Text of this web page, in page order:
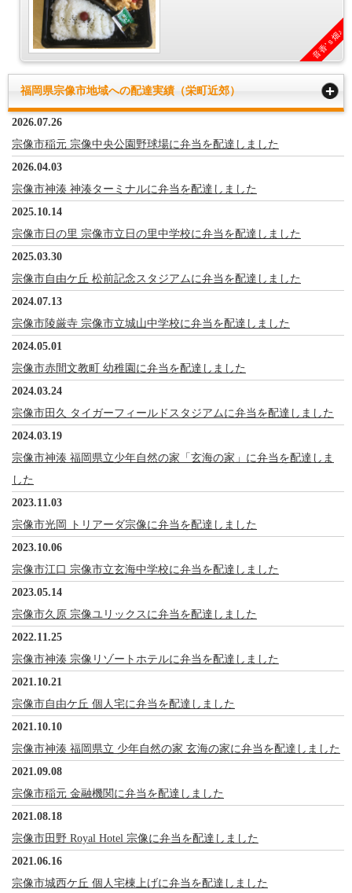
音香’ｓ畑♪
福岡県宗像市地域への配達実績（栄町近郊）
2026.07.26
宗像市稲元 宗像中央公園野球場に弁当を配達しました
2026.04.03
宗像市神湊 神湊ターミナルに弁当を配達しました
2025.10.14
宗像市日の里 宗像市立日の里中学校に弁当を配達しました
2025.03.30
宗像市自由ケ丘 松前記念スタジアムに弁当を配達しました
2024.07.13
宗像市陵厳寺 宗像市立城山中学校に弁当を配達しました
2024.05.01
宗像市赤間文教町 幼稚園に弁当を配達しました
2024.03.24
宗像市田久 タイガーフィールドスタジアムに弁当を配達しました
2024.03.19
宗像市神湊 福岡県立少年自然の家「玄海の家」に弁当を配達しま
した
2023.11.03
宗像市光岡 トリアーダ宗像に弁当を配達しました
2023.10.06
宗像市江口 宗像市立玄海中学校に弁当を配達しました
2023.05.14
宗像市久原 宗像ユリックスに弁当を配達しました
2022.11.25
宗像市神湊 宗像リゾートホテルに弁当を配達しました
2021.10.21
宗像市自由ケ丘 個人宅に弁当を配達しました
2021.10.10
宗像市神湊 福岡県立 少年自然の家 玄海の家に弁当を配達しました
2021.09.08
宗像市稲元 金融機関に弁当を配達しました
2021.08.18
宗像市田野 Royal Hotel 宗像に弁当を配達しました
2021.06.16
宗像市城西ケ丘 個人宅棟上げに弁当を配達しました